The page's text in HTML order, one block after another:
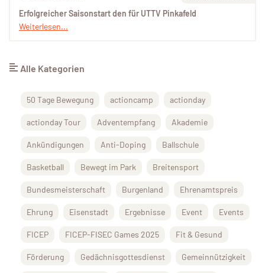
Erfolgreicher Saisonstart den für UTTV Pinkafeld
Weiterlesen...
Alle Kategorien
50 Tage Bewegung actioncamp actionday
actionday Tour Adventempfang Akademie
Ankündigungen Anti-Doping Ballschule
Basketball Bewegt im Park Breitensport
Bundesmeisterschaft Burgenland Ehrenamtspreis
Ehrung Eisenstadt Ergebnisse Event Events
FICEP FICEP-FISEC Games 2025 Fit & Gesund
Förderung Gedächnisgottesdienst Gemeinnützigkeit